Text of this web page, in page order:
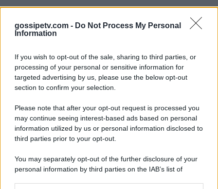
gossipetv.com - Do Not Process My Personal
Information
If you wish to opt-out of the sale, sharing to third parties, or
processing of your personal or sensitive information for
targeted advertising by us, please use the below opt-out
section to confirm your selection.
Please note that after your opt-out request is processed you
may continue seeing interest-based ads based on personal
information utilized by us or personal information disclosed to
third parties prior to your opt-out.
You may separately opt-out of the further disclosure of your
personal information by third parties on the IAB’s list of
Gossip e TV è un sito di MASTE S.r.l.
viale Luigi Majno n. 21 - 20129 Milano (MI)
P.Iva 10909580960
Categorie